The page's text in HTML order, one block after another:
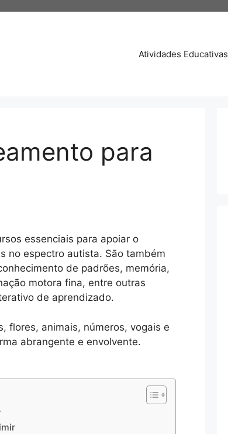
Atividades Educativas
para
essenciais para apoiar o
no espectro autista. São também
de padrões, memória,
motora fina, entre outras
de aprendizado.
flores, animais, números, vogais e
abrangente e envolvente.